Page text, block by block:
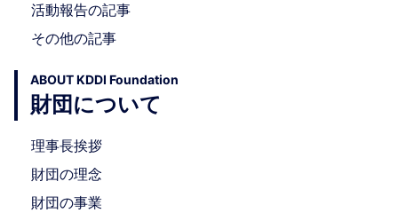
活動報告の記事
その他の記事
ABOUT KDDI Foundation
財団について
理事長挨拶
財団の理念
財団の事業